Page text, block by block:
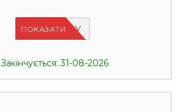
IFPHE6DV
ПОКАЗАТИ
Закінчується: 31-08-2026